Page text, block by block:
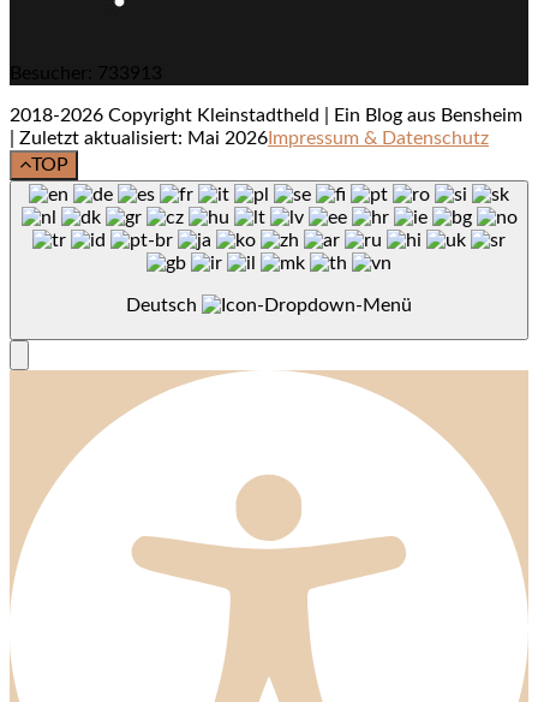
Besucher: 733913
2018-2026 Copyright Kleinstadtheld | Ein Blog aus Bensheim
| Zuletzt aktualisiert: Mai 2026 Impressum & Datenschutz
TOP
Deutsch